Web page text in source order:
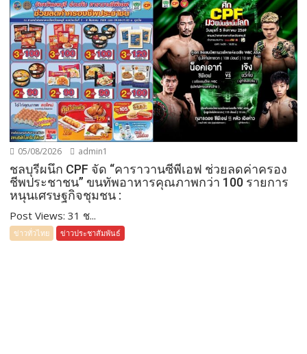
05/08/2026 admin1
ชลบุรีผนึก CPF จัด “คาราวานซีพีเอฟ ช่วยลดค่าครอง
ชีพประชาชน” ขนทัพอาหารคุณภาพกว่า 100 รายการ
หนุนเศรษฐกิจชุมชน :
Post Views: 31 ช...
ข่าวทั่วไทย ข่าวประชาสัมพันธ์